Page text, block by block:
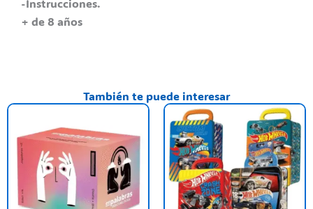
-Instrucciones.
+ de 8 años
También te puede interesar